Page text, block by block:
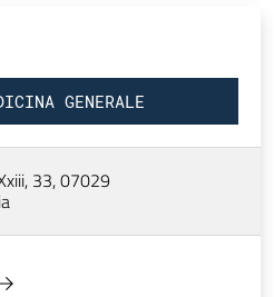
GENERALE
33, 07029